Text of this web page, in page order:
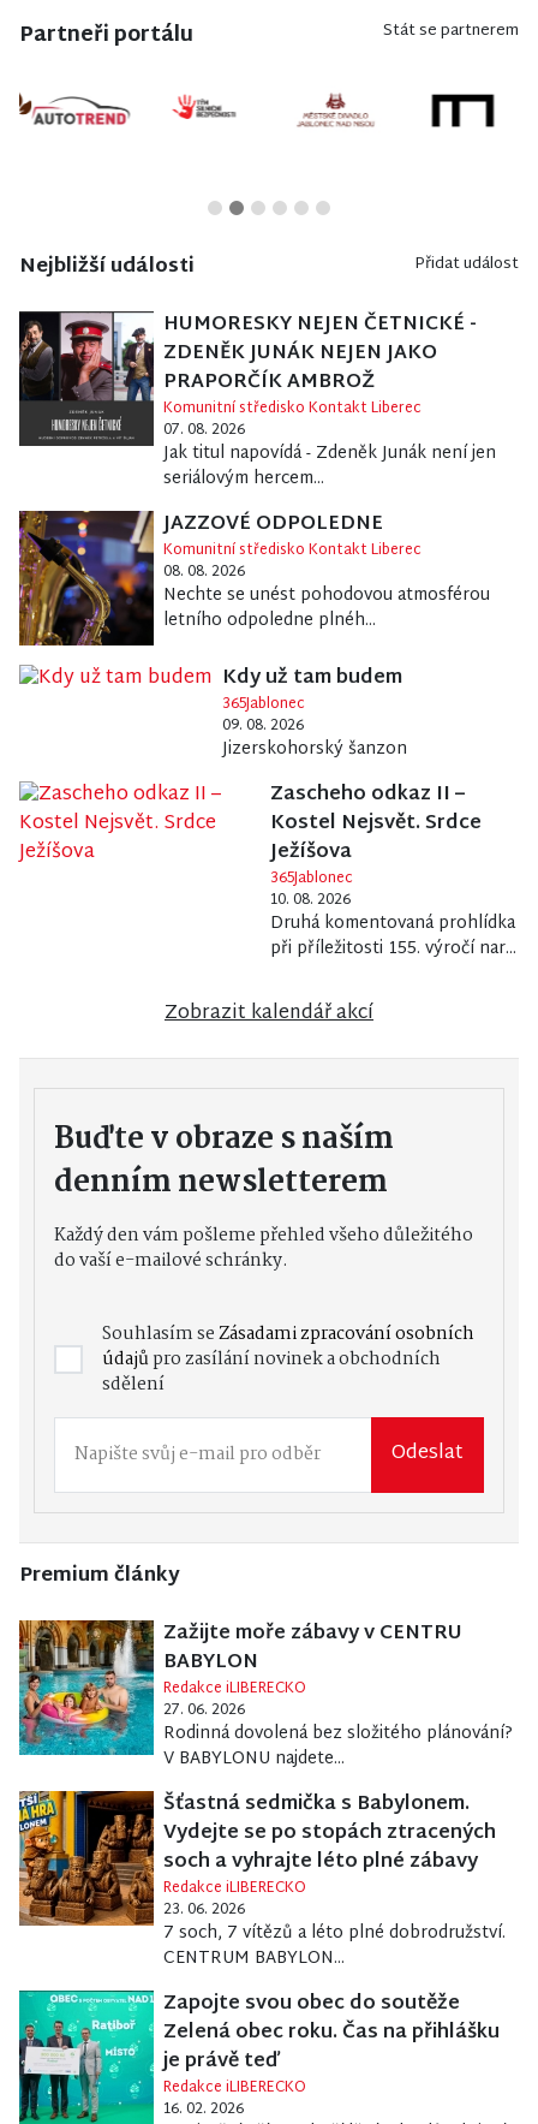
Partneři portálu Stát se partnerem
Nejbližší události Přidat událost
HUMORESKY NEJEN ČETNICKÉ -
ZDENĚK JUNÁK NEJEN JAKO
PRAPORČÍK AMBROŽ
Komunitní středisko Kontakt Liberec
07. 08. 2026
Jak titul napovídá - Zdeněk Junák není jen
seriálovým hercem...
JAZZOVÉ ODPOLEDNE
Komunitní středisko Kontakt Liberec
08. 08. 2026
Nechte se unést pohodovou atmosférou
letního odpoledne plnéh...
Kdy už tam budem
365Jablonec
09. 08. 2026
Jizerskohorský šanzon
Zascheho odkaz II –
Kostel Nejsvět. Srdce
Ježíšova
365Jablonec
10. 08. 2026
Druhá komentovaná prohlídka
při příležitosti 155. výročí nar...
Zobrazit kalendář akcí
Buďte v obraze s naším
denním newsletterem
Každý den vám pošleme přehled všeho důležitého
do vaší e-mailové schránky.
Souhlasím seZásadami zpracování osobních
údajůpro zasílání novinek a obchodních
sdělení
Odeslat
Premium články
Zažijte moře zábavy v CENTRU
BABYLON
Redakce iLIBERECKO
27. 06. 2026
Rodinná dovolená bez složitého plánování?
V BABYLONU najdete...
Šťastná sedmička s Babylonem.
Vydejte se po stopách ztracených
soch a vyhrajte léto plné zábavy
Redakce iLIBERECKO
23. 06. 2026
7 soch, 7 vítězů a léto plné dobrodružství.
CENTRUM BABYLON...
Zapojte svou obec do soutěže
Zelená obec roku. Čas na přihlášku
je právě teď
Redakce iLIBERECKO
16. 02. 2026